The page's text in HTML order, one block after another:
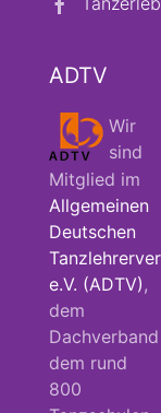
ADTV
Wir
sind
Mitglied im
Allgemeinen
Deutschen
e.V. (ADTV) ,
dem
Dachverband
dem rund
800